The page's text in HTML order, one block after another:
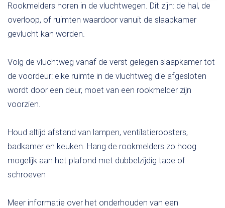
Rookmelders horen in de vluchtwegen. Dit zijn: de hal, de
overloop, of ruimten waardoor vanuit de slaapkamer
gevlucht kan worden.
Volg de vluchtweg vanaf de verst gelegen slaapkamer tot
de voordeur: elke ruimte in de vluchtweg die afgesloten
wordt door een deur, moet van een rookmelder zijn
voorzien.
Houd altijd afstand van lampen, ventilatieroosters,
badkamer en keuken. Hang de rookmelders zo hoog
mogelijk aan het plafond met dubbelzijdig tape of
schroeven
Meer informatie over het onderhouden van een